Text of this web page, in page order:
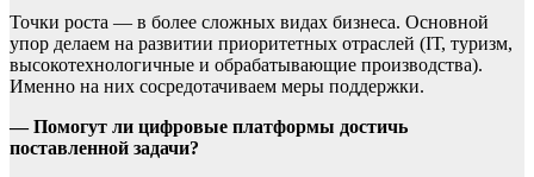
Точки роста — в более сложных видах бизнеса. Основной
упор делаем на развитии приоритетных отраслей (IТ, туризм,
высокотехнологичные и обрабатывающие производства).
Именно на них сосредотачиваем меры поддержки.
— Помогут ли цифровые платформы достичь
поставленной задачи?